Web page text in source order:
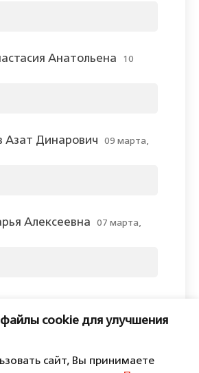
Анатольена
10
Азат Динарович
09 марта,
Алексеевна
07 марта,
войдите, чтобы
cookie для улучшения
сайт, Вы принимаете